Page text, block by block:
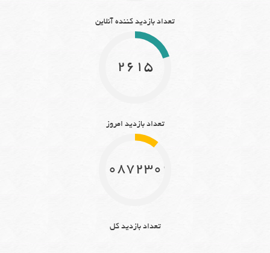
تعداد بازدید کننده آنلاین
2615
تعداد بازدید امروز
10872309
تعداد بازدید کل